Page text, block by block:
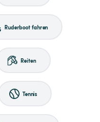
Ruderboot fahren
Reiten
Tennis